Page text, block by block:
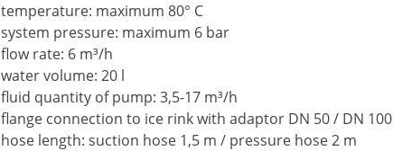
temperature: maximum 80° C
system pressure: maximum 6 bar
flow rate: 6 m³/h
water volume: 20 l
fluid quantity of pump: 3,5-17 m³/h
flange connection to ice rink with adaptor DN 50 / DN 100
hose length: suction hose 1,5 m / pressure hose 2 m